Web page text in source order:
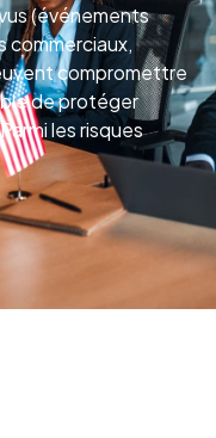
(événements
commerciaux,
compromettre
de protéger
les risques